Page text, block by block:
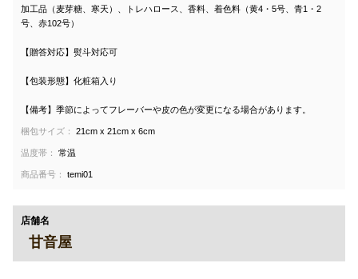
加工品（麦芽糖、寒天）、トレハロース、香料、着色料（黄4・5号、青1・2
号、赤102号）
【贈答対応】熨斗対応可
【包装形態】化粧箱入り
【備考】季節によってフレーバーや皮の色が変更になる場合があります。
梱包サイズ： 21cm x 21cm x 6cm
温度帯： 常温
商品番号： temi01
店舗名
甘音屋